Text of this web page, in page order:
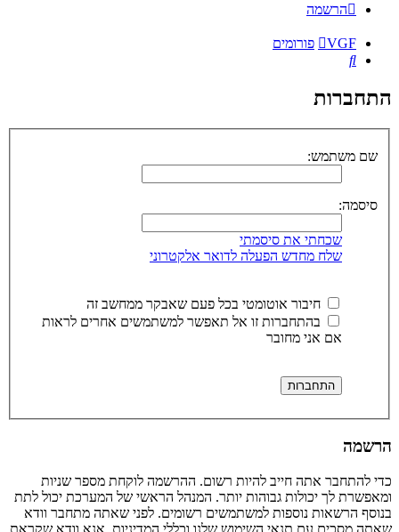
הרשמה
VGF
פורומים
חיפוש
התחברות
שם משתמש:
סיסמה:
שכחתי את סיסמתי
שלח מחדש הפעלה לדואר אלקטרוני
חיבור אוטומטי בכל פעם שאבקר ממחשב זה
בהתחברות זו אל תאפשר למשתמשים אחרים לראות
אם אני מחובר
הרשמה
כדי להתחבר אתה חייב להיות רשום. ההרשמה לוקחת מספר שניות
ומאפשרת לך יכולות גבוהות יותר. המנהל הראשי של המערכת יכול לתת
בנוסף הרשאות נוספות למשתמשים רשומים. לפני שאתה מתחבר וודא
שאתה מסכים עם תנאי השימוש שלנו וכללי המדיניות. אנא וודא שקראת